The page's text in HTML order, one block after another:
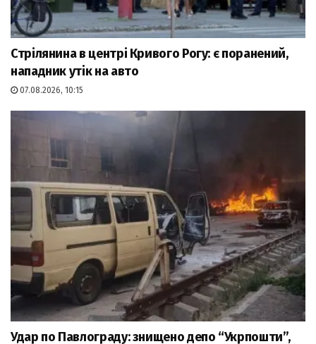
Стрілянина в центрі Кривого Рогу: є поранений,
нападник утік на авто
07.08.2026, 10:15
Удар по Павлограду: знищено депо “Укрпошти”,